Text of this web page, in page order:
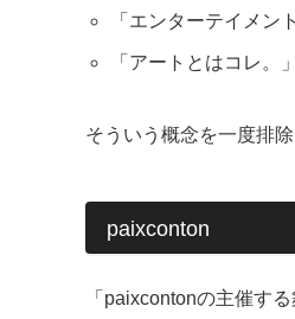
「エンターテイメン
「アートとはコレ。」
そういう概念を一度排
paixconton
「paixcontonの主催す